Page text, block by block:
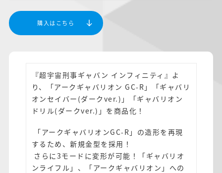
購入はこちら
『超宇宙刑事ギャバン インフィニティ』よ
り、「アークギャバリオン GC-R」「ギャバリ
オンセイバー(ダークver.)」「ギャバリオン
ドリル(ダークver.)」を商品化！
「アークギャバリオンGC-R」の造形を再現
するため、新規金型を採用！
さらに3モードに変形が可能！「ギャバリオ
ンライフル」、「アークギャバリオン」への